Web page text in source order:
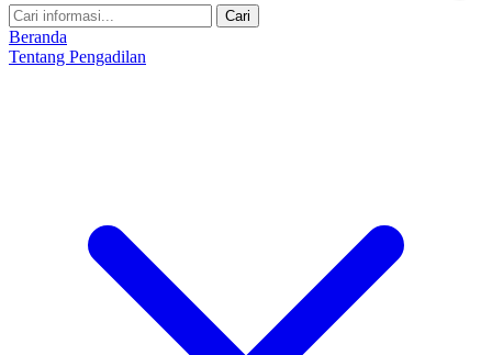
Cari
Beranda
Tentang Pengadilan